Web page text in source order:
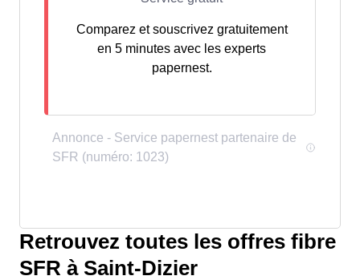
Comparez et souscrivez gratuitement
en 5 minutes avec les experts
papernest.
Retrouvez toutes les offres fibre
SFR à Saint-Dizier